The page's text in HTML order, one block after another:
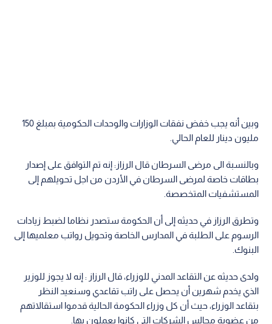
وبين أنه يجب خفض نفقات الوزارات والوحدات الحكومية بمبلغ 150
مليون دينار للعام الحالي.
وبالنسبة الى مرضى السرطان قال الرزاز: إنه تم التوافق على إصدار
بطاقات خاصة لمرضى السرطان في الأردن من اجل تحويلهم إلى
المستشفيات المتخصصة.
وتطرق الرزاز في حديثه إلى أن الحكومة ستصدر نظاما لضبط زيادات
الرسوم على الطلبة في المدارس الخاصة وتحويل رواتب معلميها إلى
البنوك.
ولدى حديثه عن التقاعد المدني للوزراء، قال الرزاز : إنه لا يجوز للوزير
الذي يخدم شهرين أن يحصل على راتب تقاعدي وسنعيد النظر
بتقاعد الوزراء، حيث أن كل وزراء الحكومة الحالية قدموا استقالاتهم
من عضوية مجالس الشركات التي كانوا يعملون بها.